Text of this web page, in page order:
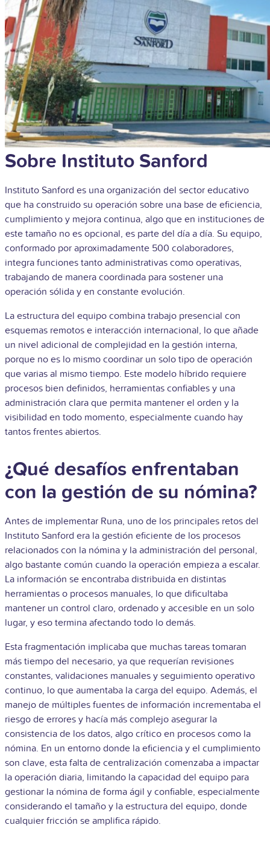
Sobre Instituto Sanford
Instituto Sanford es una organización del sector educativo
que ha construido su operación sobre una base de eficiencia,
cumplimiento y mejora continua, algo que en instituciones de
este tamaño no es opcional, es parte del día a día. Su equipo,
conformado por aproximadamente 500 colaboradores,
integra funciones tanto administrativas como operativas,
trabajando de manera coordinada para sostener una
operación sólida y en constante evolución.
La estructura del equipo combina trabajo presencial con
esquemas remotos e interacción internacional, lo que añade
un nivel adicional de complejidad en la gestión interna,
porque no es lo mismo coordinar un solo tipo de operación
que varias al mismo tiempo. Este modelo híbrido requiere
procesos bien definidos, herramientas confiables y una
administración clara que permita mantener el orden y la
visibilidad en todo momento, especialmente cuando hay
tantos frentes abiertos.
¿Qué desafíos enfrentaban
con la gestión de su nómina?
Antes de implementar Runa, uno de los principales retos del
Instituto Sanford era la gestión eficiente de los procesos
relacionados con la nómina y la administración del personal,
algo bastante común cuando la operación empieza a escalar.
La información se encontraba distribuida en distintas
herramientas o procesos manuales, lo que dificultaba
mantener un control claro, ordenado y accesible en un solo
lugar, y eso termina afectando todo lo demás.
Esta fragmentación implicaba que muchas tareas tomaran
más tiempo del necesario, ya que requerían revisiones
constantes, validaciones manuales y seguimiento operativo
continuo, lo que aumentaba la carga del equipo. Además, el
manejo de múltiples fuentes de información incrementaba el
riesgo de errores y hacía más complejo asegurar la
consistencia de los datos, algo crítico en procesos como la
nómina. En un entorno donde la eficiencia y el cumplimiento
son clave, esta falta de centralización comenzaba a impactar
la operación diaria, limitando la capacidad del equipo para
gestionar la nómina de forma ágil y confiable, especialmente
considerando el tamaño y la estructura del equipo, donde
cualquier fricción se amplifica rápido.